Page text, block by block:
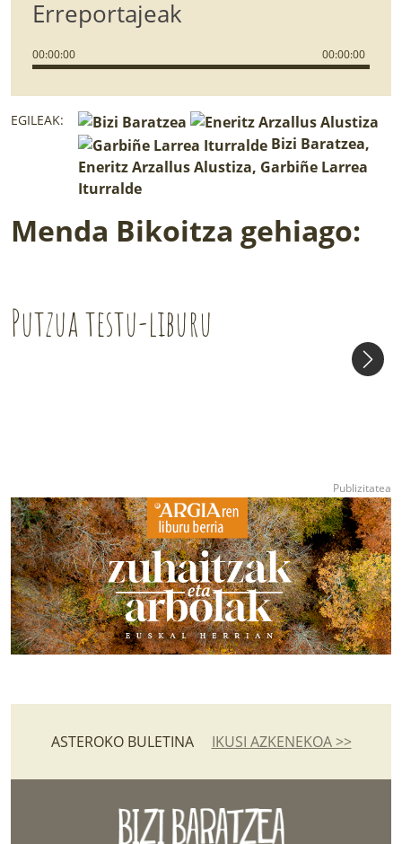
Erreportajeak
00:00:00 00:00:00
EGILEAK:
Bizi Baratzea,
Eneritz Arzallus Alustiza, Garbiñe Larrea
Iturralde
Menda Bikoitza gehiago:
Putzua testu-liburu
ASTEROKO BULETINA IKUSI AZKENEKOA >>